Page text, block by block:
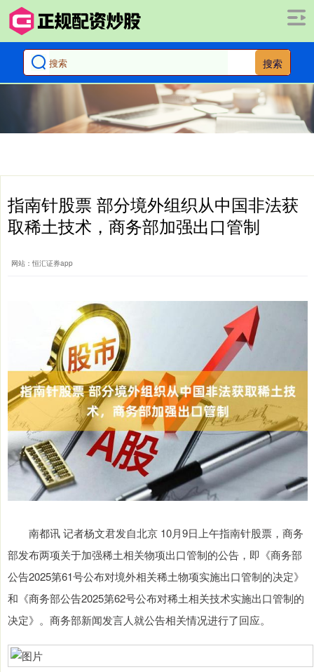
搜索
指南针股票 部分境外组织从中国非法获
取稀土技术，商务部加强出口管制
网站：恒汇证券app
南都讯 记者杨文君发自北京 10月9日上午指南针股票，商务
部发布两项关于加强稀土相关物项出口管制的公告，即《商务部
公告2025第61号公布对境外相关稀土物项实施出口管制的决定》
和《商务部公告2025第62号公布对稀土相关技术实施出口管制的
决定》。商务部新闻发言人就公告相关情况进行了回应。